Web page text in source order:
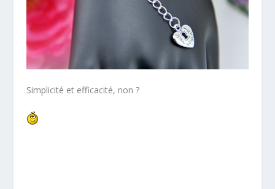
Simplicité et efficacité, non ?